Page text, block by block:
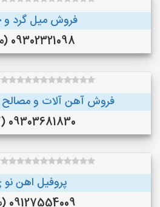
فروش میل گرد و
09302321098 (میناب)
فروش آهن آلات و مصالح
09303681830 (کیش)
پروفیل اهن